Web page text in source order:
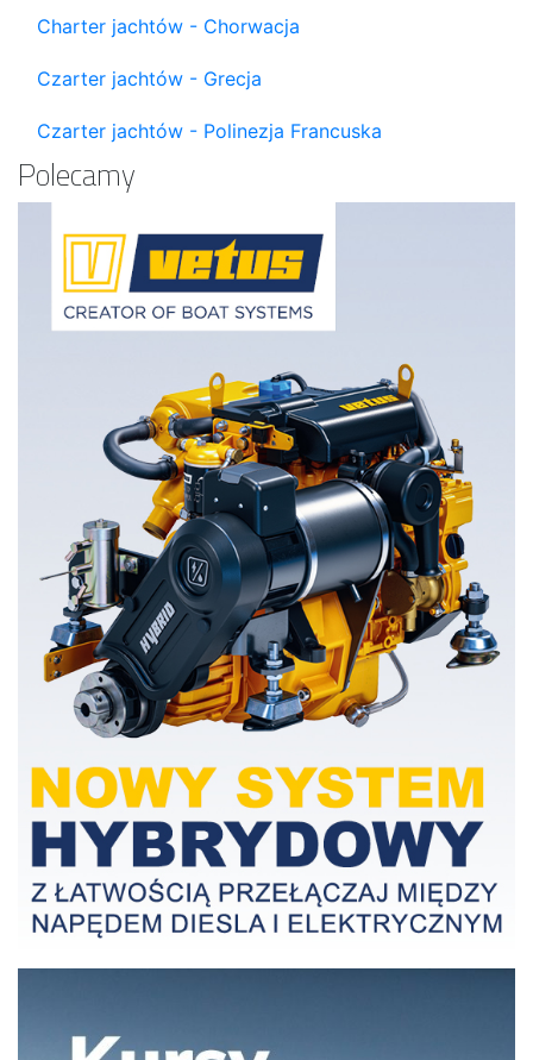
Charter jachtów - Chorwacja
Czarter jachtów - Grecja
Czarter jachtów - Polinezja Francuska
Polecamy